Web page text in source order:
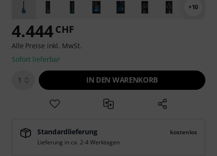
+10
4.444 CHF
Alle Preise inkl. MwSt.
Sofort lieferbar
1 IN DEN WARENKORB
Standardlieferung
kostenlos
Lieferung in ca. 2-4 Werktagen